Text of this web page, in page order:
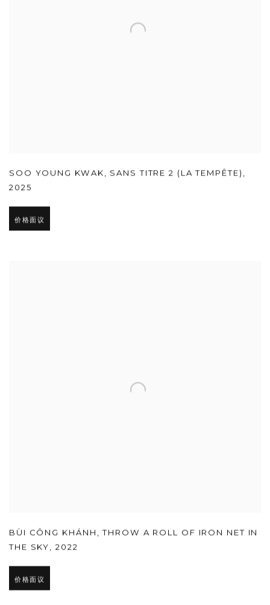
SOO YOUNG KWAK, SANS TITRE 2 (LA TEMPÊTE) ,
2025
价格面议
BÙI CÔNG KHÁNH ,THROW A ROLL OF IRON NET IN
THE SKY,2022
价格面议